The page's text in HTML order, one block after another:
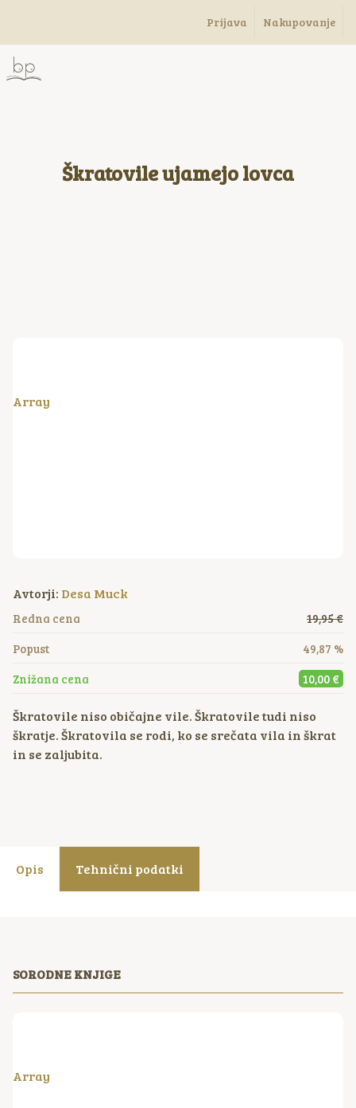
Prijava Nakupovanje
Škratovile ujamejo lovca
Array
Avtorji: Desa Muck
Redna cena
19,95 €
Popust
49,87 %
Znižana cena
10,00 €
Škratovile niso običajne vile. Škratovile tudi niso
škratje. Škratovila se rodi, ko se srečata vila in škrat
in se zaljubita.
Opis Tehnični podatki
SORODNE KNJIGE
Array